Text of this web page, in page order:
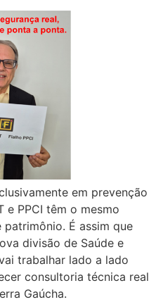
em prevenção
e PPCI têm o mesmo
É assim que
divisão de Saúde e
trabalhar lado a lado
consultoria técnica real
Gaúcha.